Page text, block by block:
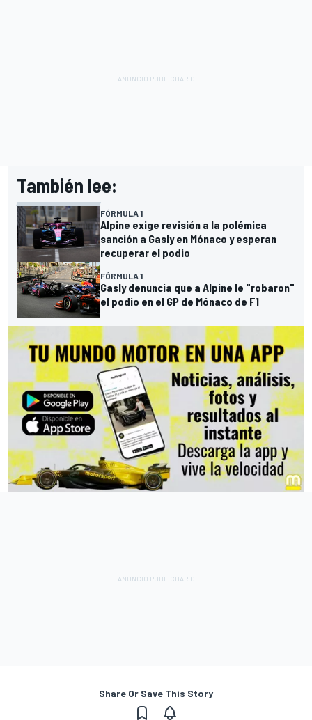
También lee:
FÓRMULA 1
Alpine exige revisión a la polémica
sanción a Gasly en Mónaco y esperan
recuperar el podio
FÓRMULA 1
Gasly denuncia que a Alpine le "robaron"
el podio en el GP de Mónaco de F1
Share Or Save This Story